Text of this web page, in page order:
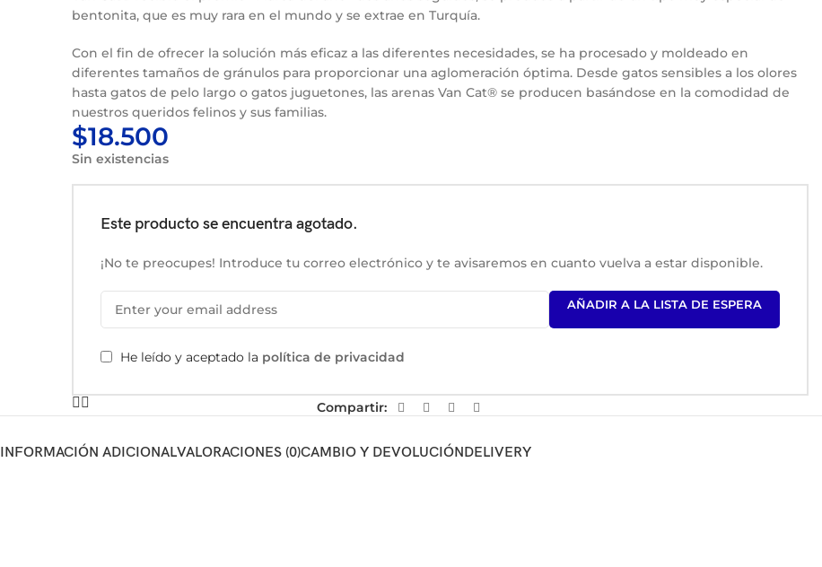
bentonita, que es muy rara en el mundo y se extrae en Turquía.
Con el fin de ofrecer la solución más eficaz a las diferentes necesidades, se ha procesado y moldeado en
diferentes tamaños de gránulos para proporcionar una aglomeración óptima. Desde gatos sensibles a los olores
hasta gatos de pelo largo o gatos juguetones, las arenas Van Cat® se producen basándose en la comodidad de
nuestros queridos felinos y sus familias.
$18.500
Sin existencias
Este producto se encuentra agotado.
¡No te preocupes! Introduce tu correo electrónico y te avisaremos en cuanto vuelva a estar disponible.
AÑADIR A LA LISTA DE ESPERA
He leído y aceptado la política de privacidad
Compartir:
INFORMACIÓN ADICIONALVALORACIONES (0)CAMBIO Y DEVOLUCIÓNDELIVERY